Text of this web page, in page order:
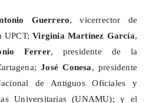
Guerrero, vicerrector de
UPCT;Virginia Martínez García,
Ferrer, presidente de la
José Conesa, presidente
de Antiguos Oficiales y
Universitarias (UNAMU); y el